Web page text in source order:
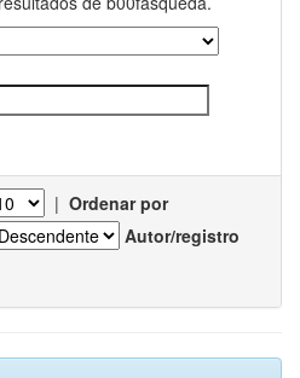
| Ordenar por
Autor/registro